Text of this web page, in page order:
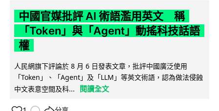
中國官媒批評 AI 術語濫用英文 稱
「Token」與「Agent」動搖科技話語
權
人民網旗下評論於 8 月 6 日發表文章，批評中國廣泛使用
「Token」、「Agent」及「LLM」等英文術語，認為做法侵蝕
中文表意空間及科...
閱讀全文